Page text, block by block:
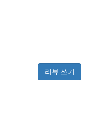
리뷰 쓰기